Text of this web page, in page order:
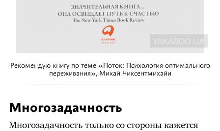
Рекомендую книгу по теме «Поток: Психология оптимального
переживания», Михай Чиксентмихайи
Многозадачность
Многозадачность только со стороны кажется